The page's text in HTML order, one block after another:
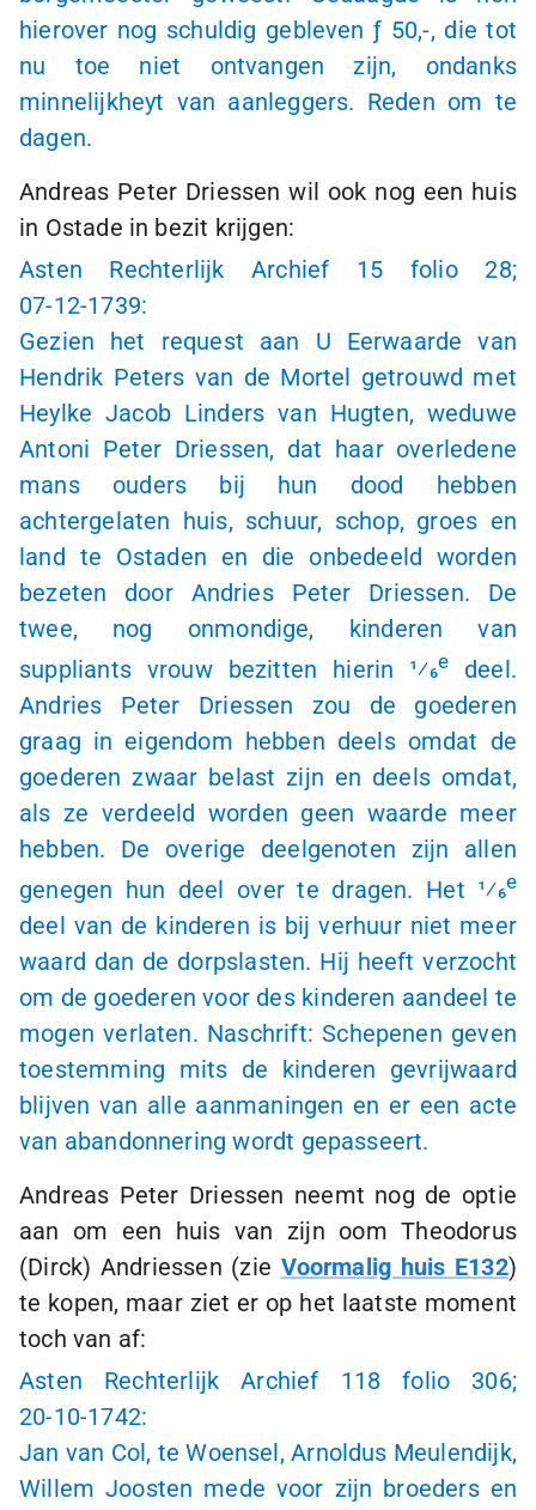
hierover nog schuldig geblevenƒ 50,-, die tot
nu toe niet ontvangen zijn, ondanks
minnelijkheyt van aanleggers. Reden om te
dagen.
Andreas Peter Driessen wil ook nog een huis
in Ostade in bezit krijgen:
Asten Rechterlijk Archief 15 folio 28;
07-12-1739:
Gezien het request aan U Eerwaarde van
Hendrik Peters van de Mortel getrouwd met
Heylke Jacob Linders van Hugten, weduwe
Antoni Peter Driessen, dat haar overledene
mans ouders bij hun dood hebben
achtergelaten huis, schuur, schop, groes en
land te Ostaden en die onbedeeld worden
bezeten door Andries Peter Driessen. De
twee, nog onmondige, kinderen van
suppliants vrouw bezitten hierin 1⁄6e
deel.
Andries Peter Driessen zou de goederen
graag in eigendom hebben deels omdat de
goederen zwaar belast zijn en deels omdat,
als ze verdeeld worden geen waarde meer
hebben. De overige deelgenoten zijn allen
genegen hun deel over te dragen. Het 1⁄6e
deel van de kinderen is bij verhuur niet meer
waard dan de dorpslasten. Hij heeft verzocht
om de goederen voor des kinderen aandeel te
mogen verlaten. Naschrift: Schepenen geven
toestemming mits de kinderen gevrijwaard
blijven van alle aanmaningen en er een acte
van abandonnering wordt gepasseert.
Andreas Peter Driessen neemt nog de optie
aan om een huis van zijn oom Theodorus
(Dirck) Andriessen (zie Voormalig huis E132)
te kopen, maar ziet er op het laatste moment
toch van af:
Asten Rechterlijk Archief 118 folio 306;
20-10-1742:
Jan van Col, te Woensel, Arnoldus Meulendijk,
Willem Joosten mede voor zijn broeders en